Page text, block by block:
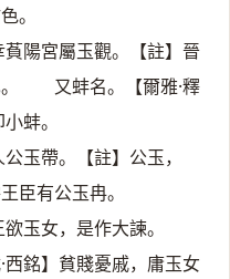
。
陽宮屬玉觀。【註】晉
。 又蚌名。【爾雅·釋
蚌。
玉帶。【註】公玉，
臣有公玉冉。
玉女，是作大諫。
西銘】貧賤憂戚，庸玉女